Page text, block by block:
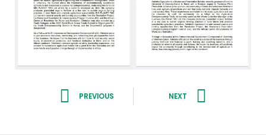
PREVIOUS NEXT